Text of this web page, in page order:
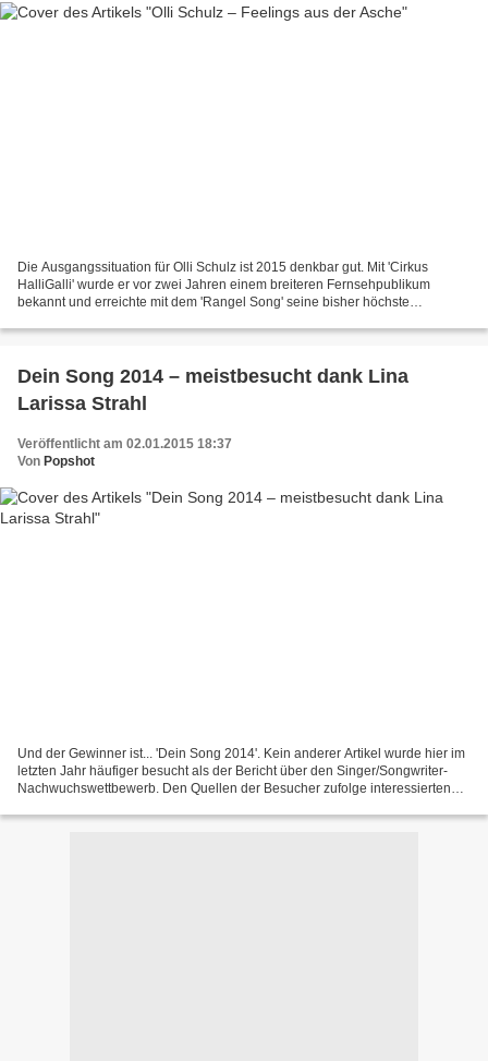
Die Ausgangssituation für Olli Schulz ist 2015 denkbar gut. Mit 'Cirkus
HalliGalli' wurde er vor zwei Jahren einem breiteren Fernsehpublikum
bekannt und erreichte mit dem 'Rangel Song' seine bisher höchste
Dein Song 2014 – meistbesucht dank Lina
Larissa Strahl
Veröffentlicht am 02.01.2015 18:37
Von Popshot
Und der Gewinner ist... 'Dein Song 2014'. Kein anderer Artikel wurde hier im
letzten Jahr häufiger besucht als der Bericht über den Singer/Songwriter-
Nachwuchswettbewerb. Den Quellen der Besucher zufolge interessierten